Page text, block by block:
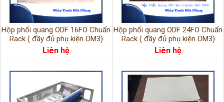
Hộp phối quang ODF 16FO Chuẩn
Rack ( đầy đủ phụ kiện OM3)
Liên hệ
Hộp phối quang ODF 24FO Chuẩn
Rack ( đầy đủ phụ kiện OM3)
Liên hệ